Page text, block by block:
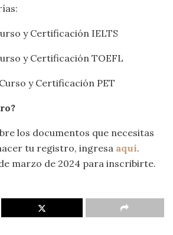
y Certificación IELTS
y Certificación TOEFL
y Certificación PET
los documentos que necesitas
tu registro, ingresa aquí.
marzo de 2024 para inscribirte.